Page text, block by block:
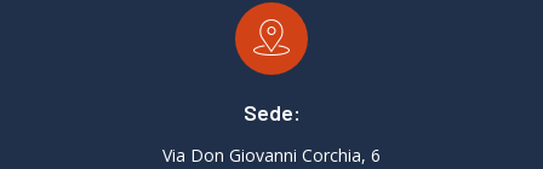
Sede:
Via Don Giovanni Corchia, 6